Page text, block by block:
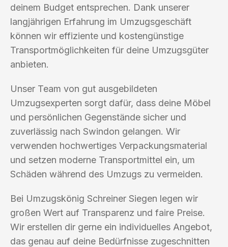
deinem Budget entsprechen. Dank unserer
langjährigen Erfahrung im Umzugsgeschäft
können wir effiziente und kostengünstige
Transportmöglichkeiten für deine Umzugsgüter
anbieten.
Unser Team von gut ausgebildeten
Umzugsexperten sorgt dafür, dass deine Möbel
und persönlichen Gegenstände sicher und
zuverlässig nach Swindon gelangen. Wir
verwenden hochwertiges Verpackungsmaterial
und setzen moderne Transportmittel ein, um
Schäden während des Umzugs zu vermeiden.
Bei Umzugskönig Schreiner Siegen legen wir
großen Wert auf Transparenz und faire Preise.
Wir erstellen dir gerne ein individuelles Angebot,
das genau auf deine Bedürfnisse zugeschnitten